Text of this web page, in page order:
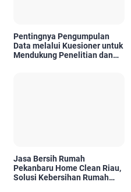
Pentingnya Pengumpulan
Data melalui Kuesioner untuk
Mendukung Penelitian dan
Jasa Bersih Rumah
Pekanbaru Home Clean Riau,
Solusi Kebersihan Rumah